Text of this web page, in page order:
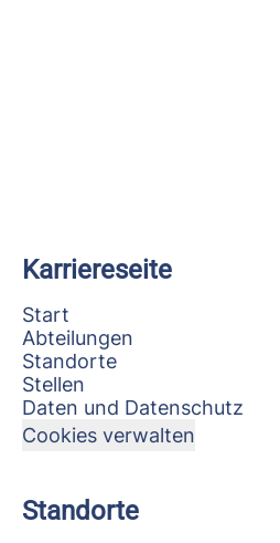
Karriereseite
Start
Abteilungen
Standorte
Stellen
Daten und Datenschutz
Cookies verwalten
Standorte